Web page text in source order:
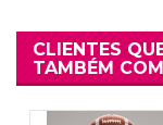
CLIENTES
TAMBÉM